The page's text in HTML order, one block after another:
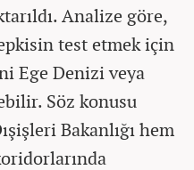
Analize göre,
test etmek için
Ege Denizi veya
Söz konusu
Bakanlığı hem